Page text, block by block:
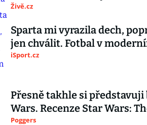
Živě.cz
Sparta mi vyrazila dech,
jen chválit. Fotbal v
iSport.cz
Přesně takhle si
Wars. Recenze Star Wars:
Poggers